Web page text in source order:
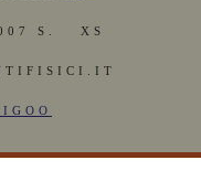
S. XS